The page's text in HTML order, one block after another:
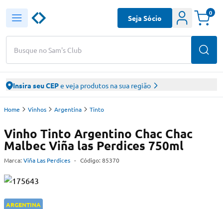
Busque no Sam's Club
Seja Sócio
0
Insira seu CEPe veja produtos na sua região
Home Vinhos Argentina Tinto
Vinho Tinto Argentino Chac Chac
Malbec Viña las Perdices 750ml
Marca: Viña Las Perdices - Código: 85370
ARGENTINA